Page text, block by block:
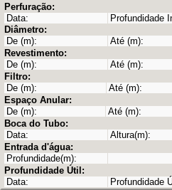
Perfuração:
Data:
Profundidade
Diâmetro:
De (m):
Até (m):
Revestimento:
De (m):
Até (m):
Filtro:
De (m):
Até (m):
Espaço Anular:
De (m):
Até (m):
Boca do Tubo:
Data:
Altura(m):
Entrada d'água:
Profundidade(m):
Profundidade Útil:
Data:
Profundidade